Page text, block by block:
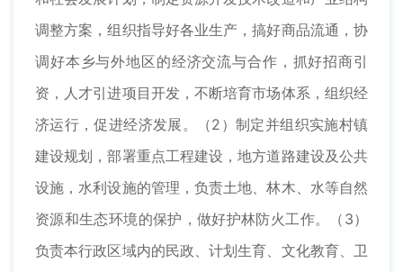
调整方案，组织指导好各业生产，搞好商品流通，协
调好本乡与外地区的经济交流与合作，抓好招商引
资，人才引进项目开发，不断培育市场体系，组织经
济运行，促进经济发展。（2）制定并组织实施村镇
建设规划，部署重点工程建设，地方道路建设及公共
设施，水利设施的管理，负责土地、林木、水等自然
资源和生态环境的保护，做好护林防火工作。（3）
负责本行政区域内的民政、计划生育、文化教育、卫